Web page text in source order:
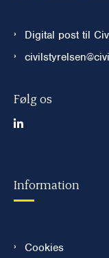
Digital post til
Følg os
Information
Cookies